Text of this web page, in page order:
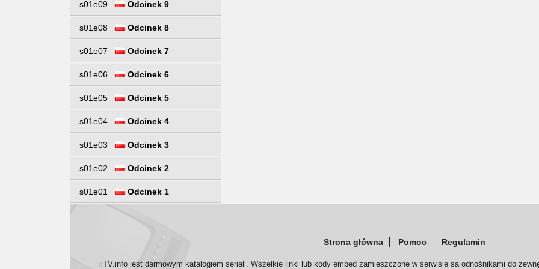
s01e09 Odcinek 9
s01e08 Odcinek 8
s01e07 Odcinek 7
s01e06 Odcinek 6
s01e05 Odcinek 5
s01e04 Odcinek 4
s01e03 Odcinek 3
s01e02 Odcinek 2
s01e01 Odcinek 1
Strona główna Pomoc Regulamin
iiTV.info jest darmowym katalogiem seriali. Wszelkie linki lub kody embed zamieszczone w serwisie są odnośnikami do